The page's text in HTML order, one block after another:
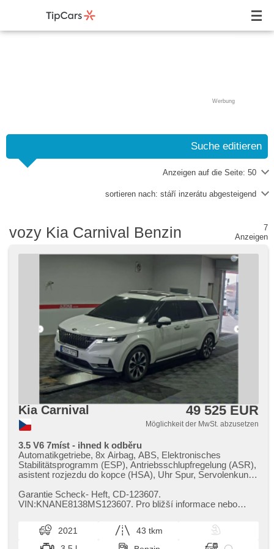
Werbung
Suche editieren
Anzeigen auf die Seite: 50
sortieren nach: stáří inzerátu abgesteigend
vozy Kia Carnival Benzin
7
Anzeigen
Kia Carnival 49 525 EUR
Möglichkeit der MwSt. abzusetzen
3.5 V6 7míst - ihned k odběru
Automatikgetriebe, 8x Airbag, ABS, Elektronisches
Stabilitätsprogramm (ESP), Antriebsschlupfregelung (ASR),
asistent rozjezdu do kopce (HSA), Uhr Spur, Servolenkung,
Alufelgen, Bordcomputer, elektronická ruční brzda,
Navigation, parkovací senzory přední, parkovací senzory
odemykání, Lichtsensor, Scheibenwischersensor, Lenkrad
einstellbar, Multifunktionslenkrad, beheizte Lenkrad,
Beifahrerairbagdeaktivierung, hands free, Android Auto,
Garantie Scheck​- Heft,​ CD​-123607.
VIN:KNANE8138MS123607. Pro bližší informace nebo
2021
43 tkm